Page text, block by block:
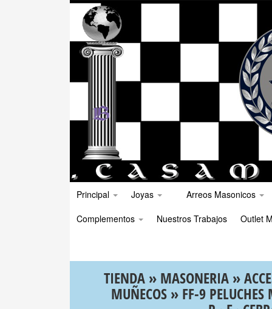
Principal Joyas
Arreos Masonicos
Complementos
Nuestros Trabajos Outlet
TIENDA » MASONERIA »
MUÑECOS» FF-9 PELUCHES